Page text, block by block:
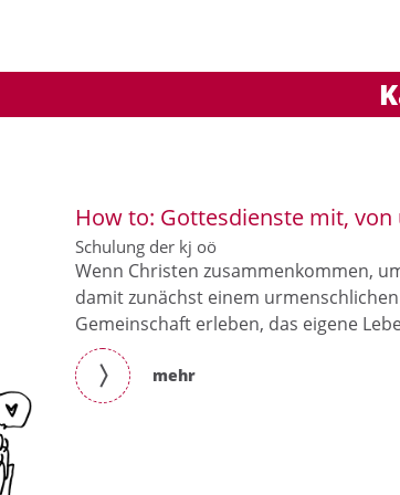
A A A
How to: Gottesdienste mit,
Schulung der kj oö
Wenn Christen zusammenkommen,
damit zunächst einem
Gemeinschaft erleben, das eigene
mehr